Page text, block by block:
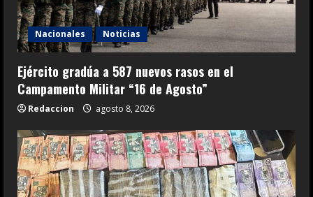
Nacionales Noticias
Ejército gradúa a 587 nuevos rasos en el
Campamento Militar “16 de Agosto”
Redaccion agosto 8, 2026